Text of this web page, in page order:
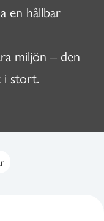
en hållbar
miljön – den
i stort.